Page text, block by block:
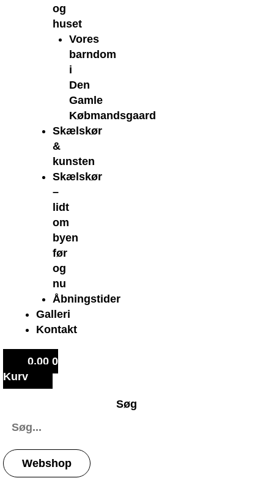
og
huset
Vores
barndom
i
Den
Gamle
Købmandsgaard
Skælskør
&
kunsten
Skælskør
–
lidt
om
byen
før
og
nu
Åbningstider
Galleri
Kontakt
0,00 0
Kurv
Søg
Webshop